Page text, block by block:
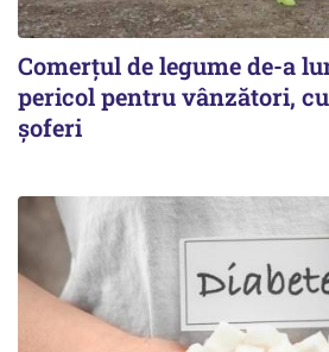
Comerțul de legume de-a
pericol pentru vânzători,
șoferi